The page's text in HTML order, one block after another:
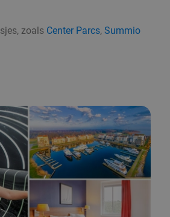
zoals Center Parcs, Summio